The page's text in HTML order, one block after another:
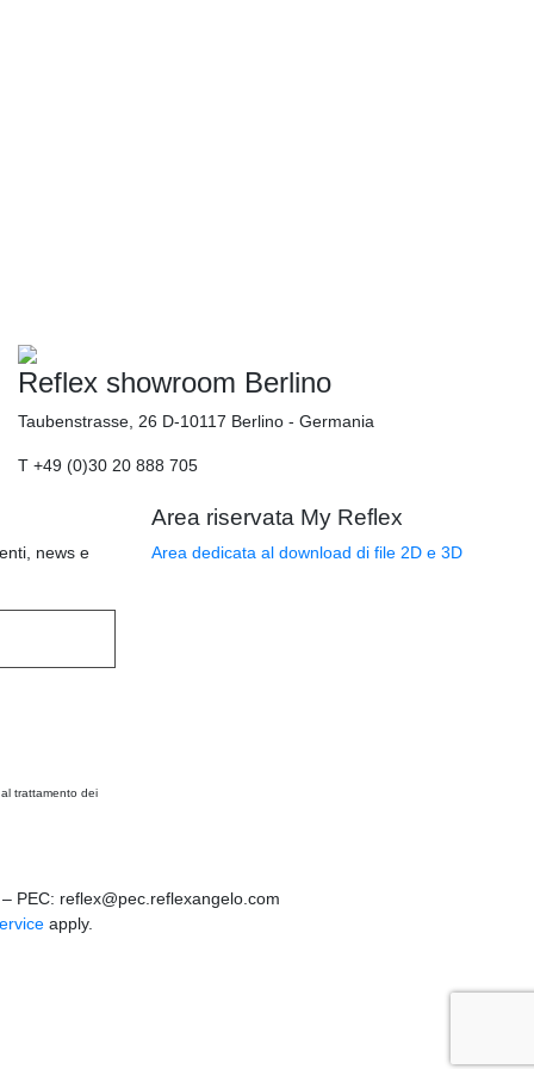
Reflex showroom Berlino
Taubenstrasse, 26 D-10117 Berlino - Germania
T +49 (0)30 20 888 705
news e
trattamento dei
Area riservata My Reflex
Area dedicata al download di file 2D e 3D
PEC: reflex@pec.reflexangelo.com
apply.